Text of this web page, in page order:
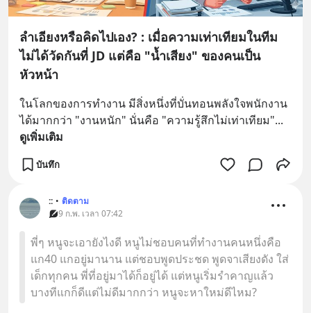
ลำเอียงหรือคิดไปเอง? : เมื่อความเท่าเทียมในทีม
ไม่ได้วัดกันที่ JD แต่คือ "น้ำเสียง" ของคนเป็น
หัวหน้า
ในโลกของการทำงาน มีสิ่งหนึ่งที่บั่นทอนพลังใจพนักงาน
ได้มากกว่า "งานหนัก" นั่นคือ "ความรู้สึกไม่เท่าเทียม"...
ดูเพิ่มเติม
บันทึก
:: • ติดตาม
9 ก.พ. เวลา 07:42
พี่ๆ หนูจะเอายังไงดี หนูไม่ชอบคนที่ทำงานคนหนึ่งคือ
แก40 แกอยู่มานาน แต่ชอบพูดประชด พูดจาเสียงดัง ใส่
เด็กทุกคน พี่ที่อยู่มาได้ก็อยู่ได้ แต่หนูเริ่มรำคาญแล้ว
บางทีแกก็ดีแต่ไม่ดีมากกว่า หนูจะหาใหม่ดีไหม?